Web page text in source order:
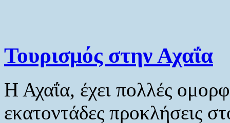
Τουρισμός στην Αχαΐα
Η Αχαΐα, έχει πολλές
εκατοντάδες προκλήσεις